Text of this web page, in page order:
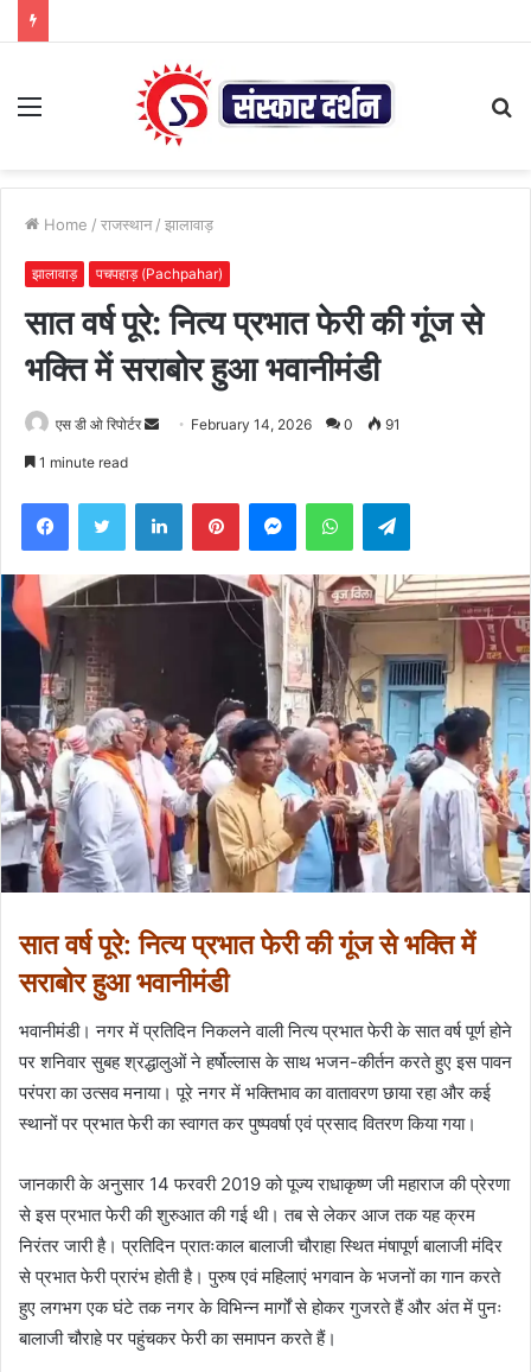
Menu
Home / राजस्थान / झालावाड़
झालावाड़ पचपहाड़ (Pachpahar)
सात वर्ष पूरे: नित्य प्रभात फेरी की गूंज से
भक्ति में सराबोर हुआ भवानीमंडी
एस डी ओ रिपोर्टर
Send February 14, 2026 0 91
1 minute read
FacebookTwitter LinkedInPinterestMessengerWhatsAppTelegram
सात वर्ष पूरे: नित्य प्रभात फेरी की गूंज से भक्ति में
सराबोर हुआ भवानीमंडी
भवानीमंडी। नगर में प्रतिदिन निकलने वाली नित्य प्रभात फेरी के सात वर्ष पूर्ण होने
पर शनिवार सुबह श्रद्धालुओं ने हर्षोल्लास के साथ भजन-कीर्तन करते हुए इस पावन
परंपरा का उत्सव मनाया। पूरे नगर में भक्तिभाव का वातावरण छाया रहा और कई
स्थानों पर प्रभात फेरी का स्वागत कर पुष्पवर्षा एवं प्रसाद वितरण किया गया।
जानकारी के अनुसार 14 फरवरी 2019 को पूज्य राधाकृष्ण जी महाराज की प्रेरणा
से इस प्रभात फेरी की शुरुआत की गई थी। तब से लेकर आज तक यह क्रम
निरंतर जारी है। प्रतिदिन प्रातःकाल बालाजी चौराहा स्थित मंषापूर्ण बालाजी मंदिर
से प्रभात फेरी प्रारंभ होती है। पुरुष एवं महिलाएं भगवान के भजनों का गान करते
हुए लगभग एक घंटे तक नगर के विभिन्न मार्गों से होकर गुजरते हैं और अंत में पुनः
बालाजी चौराहे पर पहुंचकर फेरी का समापन करते हैं।